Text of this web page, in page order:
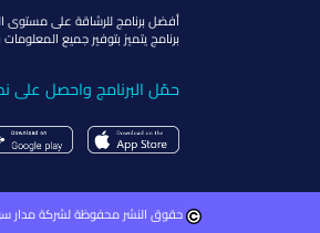
أفضل برنامج للرشاقة على مستوى
برنامج يتميز بتوفير جميع المعلومات
حمّل البرنامج واحصل على
حقوق النشر محفوظة لشركة مدار سوفت